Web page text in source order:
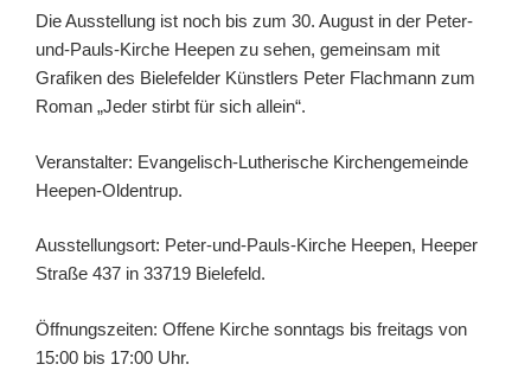
Die Ausstellung ist noch bis zum 30. August in der Peter-
und-Pauls-Kirche Heepen zu sehen, gemeinsam mit
Grafiken des Bielefelder Künstlers Peter Flachmann zum
Roman „Jeder stirbt für sich allein“.
Veranstalter: Evangelisch-Lutherische Kirchengemeinde
Heepen-Oldentrup.
Ausstellungsort: Peter-und-Pauls-Kirche Heepen, Heeper
Straße 437 in 33719 Bielefeld.
Öffnungszeiten: Offene Kirche sonntags bis freitags von
15:00 bis 17:00 Uhr.